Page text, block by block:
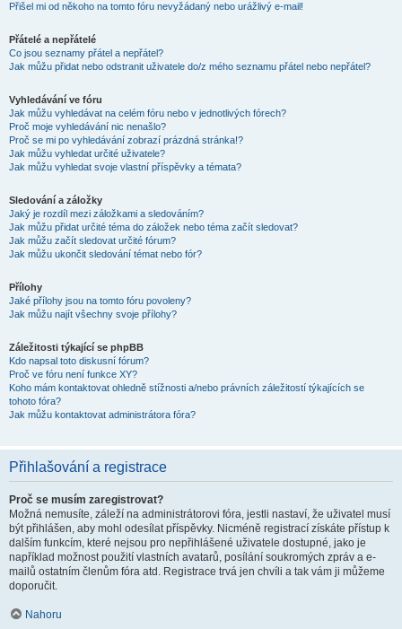
Přišel mi od někoho na tomto fóru nevyžádaný nebo urážlivý e-mail!
Přátelé a nepřátelé
Co jsou seznamy přátel a nepřátel?
Jak můžu přidat nebo odstranit uživatele do/z mého seznamu přátel nebo nepřátel?
Vyhledávání ve fóru
Jak můžu vyhledávat na celém fóru nebo v jednotlivých fórech?
Proč moje vyhledávání nic nenašlo?
Proč se mi po vyhledávání zobrazí prázdná stránka!?
Jak můžu vyhledat určité uživatele?
Jak můžu vyhledat svoje vlastní příspěvky a témata?
Sledování a záložky
Jaký je rozdíl mezi záložkami a sledováním?
Jak můžu přidat určité téma do záložek nebo téma začít sledovat?
Jak můžu začít sledovat určité fórum?
Jak můžu ukončit sledování témat nebo fór?
Přílohy
Jaké přílohy jsou na tomto fóru povoleny?
Jak můžu najít všechny svoje přílohy?
Záležitosti týkající se phpBB
Kdo napsal toto diskusní fórum?
Proč ve fóru není funkce XY?
Koho mám kontaktovat ohledně stížnosti a/nebo právních záležitostí týkajících se
tohoto fóra?
Jak můžu kontaktovat administrátora fóra?
Přihlašování a registrace
Proč se musím zaregistrovat?
Možná nemusíte, záleží na administrátorovi fóra, jestli nastaví, že uživatel musí
být přihlášen, aby mohl odesílat příspěvky. Nicméně registrací získáte přístup k
dalším funkcím, které nejsou pro nepřihlášené uživatele dostupné, jako je
například možnost použití vlastních avatarů, posílání soukromých zpráv a e-
mailů ostatním členům fóra atd. Registrace trvá jen chvíli a tak vám ji můžeme
doporučit.
Nahoru